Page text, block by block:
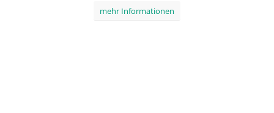
mehr Informationen